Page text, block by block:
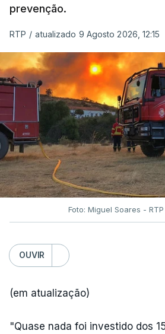
prevenção.
RTP / atualizado 9 Agosto 2026, 12:15
Foto: Miguel Soares -
OUVIR
(em atualização)
"Quase nada foi investido dos